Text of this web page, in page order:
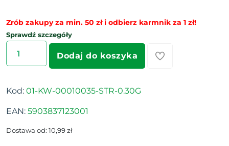
Zrób zakupy za min. 50 zł i odbierz karmnik za 1 zł!
Sprawdź szczegóły
Dodaj do koszyka
Kod: 01-KW-00010035-STR-0.30G
EAN: 5903837123001
Dostawa od: 10,99 zł